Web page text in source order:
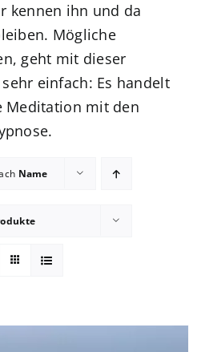
zum Buchhandel
kennen ihn und da
Mögliche
geht mit dieser
einfach: Es handelt
Meditation mit den
Name